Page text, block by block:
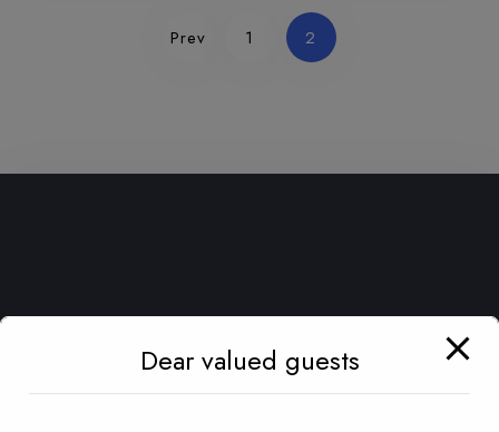
Prev 1 2
Dear valued guests